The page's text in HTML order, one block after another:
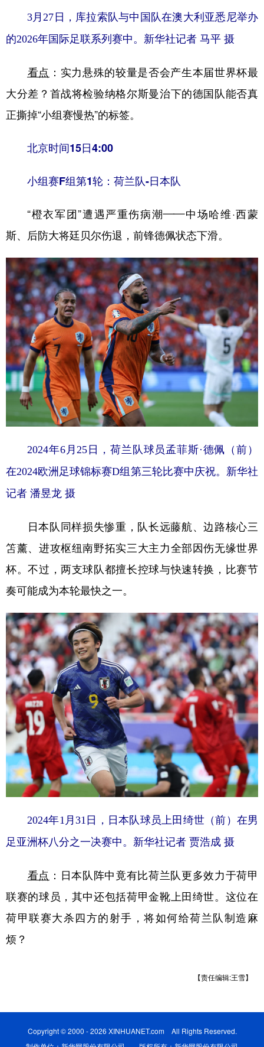
3月27日，库拉索队与中国队在澳大利亚悉尼举办
的2026年国际足联系列赛中。新华社记者 马平 摄
看点 ：实力悬殊的较量是否会产生本届世界杯最
大分差？首战将检验纳格尔斯曼治下的德国队能否真
正撕掉“小组赛慢热”的标签。
北京时间15日4:00
小组赛F组第1轮：荷兰队-日本队
“橙衣军团”遭遇严重伤病潮——中场哈维·西蒙
斯、后防大将廷贝尔伤退，前锋德佩状态下滑。
2024年6月25日，荷兰队球员孟菲斯·德佩（前）
在2024欧洲足球锦标赛D组第三轮比赛中庆祝。新华社
记者 潘昱龙 摄
日本队同样损失惨重，队长远藤航、边路核心三
笘薰、进攻枢纽南野拓实三大主力全部因伤无缘世界
杯。不过，两支球队都擅长控球与快速转换，比赛节
奏可能成为本轮最快之一。
2024年1月31日，日本队球员上田绮世（前）在男
足亚洲杯八分之一决赛中。新华社记者 贾浩成 摄
看点 ：日本队阵中竟有比荷兰队更多效力于荷甲
联赛的球员，其中还包括荷甲金靴上田绮世。这位在
荷甲联赛大杀四方的射手，将如何给荷兰队制造麻
烦？
【责任编辑:王雪】
Copyright © 2000 - 2026 XINHUANET.com All Rights Reserved.